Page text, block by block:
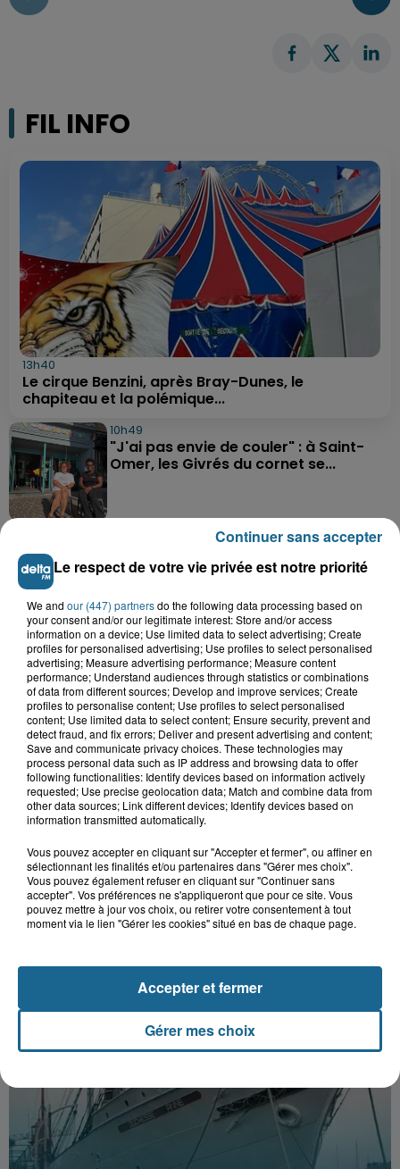
FIL INFO
13h40
Le cirque Benzini, après Bray-Dunes, le
chapiteau et la polémique...
10h49
"J'ai pas envie de couler" : à Saint-
Omer, les Givrés du cornet se...
Une préparation très physique attend
les basketteurs de...
9h26
Des super-héros dans le ciel de
Grand-Fort-Philippe
8h29
Un chien sauvé d'une mort certaine
dans une voiture à...
Le respect de votre vie privée est notre priorité
We and our (447) partnersdo the following data processing based on
your consent and/or our legitimate interest: Store and/or access
information on a device; Use limited data to select advertising; Create
profiles for personalised advertising; Use profiles to select personalised
advertising; Measure advertising performance; Measure content
performance; Understand audiences through statistics or combinations
of data from different sources; Develop and improve services; Create
profiles to personalise content; Use profiles to select personalised
content; Use limited data to select content; Ensure security, prevent and
detect fraud, and fix errors; Deliver and present advertising and content;
Save and communicate privacy choices. These technologies may
process personal data such as IP address and browsing data to offer
following functionalities: Identify devices based on information actively
requested; Use precise geolocation data; Match and combine data from
other data sources; Link different devices; Identify devices based on
information transmitted automatically.
Vous pouvez accepter en cliquant sur "Accepter et fermer", ou affiner en
sélectionnant les finalités et/ou partenaires dans "Gérer mes choix".
Vous pouvez également refuser en cliquant sur "Continuer sans
accepter". Vos préférences ne s'appliqueront que pour ce site. Vous
pouvez mettre à jour vos choix, ou retirer votre consentement à tout
moment via le lien "Gérer les cookies" situé en bas de chaque page.
Gérer mes choix
Accepter et fermer
Continuer sans accepter